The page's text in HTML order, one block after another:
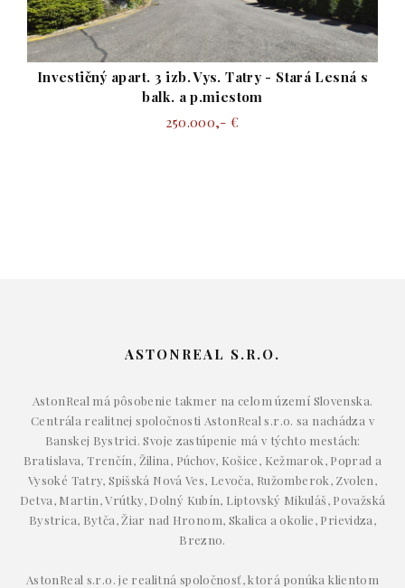
s
AstonReal: predaj 3-izbový apartmán
garážové státie - Nová Lesná
Cena v RK
ASTONREAL S.R.O.
AstonReal má pôsobenie takmer na celom území Slovenska.
Centrála realitnej spoločnosti AstonReal s.r.o. sa nachádza v
Banskej Bystrici. Svoje zastúpenie má v týchto mestách:
Bratislava, Trenčín, Žilina, Púchov, Košice, Kežmarok, Poprad a
Vysoké Tatry, Spišská Nová Ves, Levoča, Ružomberok, Zvolen,
Detva, Martin, Vrútky, Dolný Kubín, Liptovský Mikuláš, Považská
Bystrica, Bytča, Žiar nad Hronom, Skalica a okolie, Prievidza,
Brezno.
AstonReal s.r.o. je realitná spoločnosť, ktorá ponúka klientom